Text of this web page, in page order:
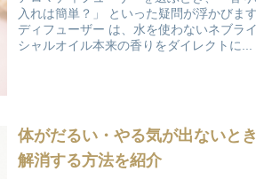
入れは簡単？」 といった疑問が浮かびま
ディフューザー は、水を使わないネブラ
シャルオイル本来の香りをダイレクトに...
体がだるい・やる気が出ないと
解消する方法を紹介